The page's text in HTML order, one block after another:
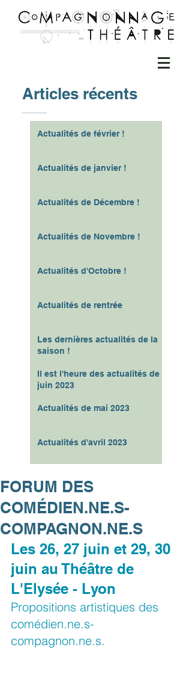
Articles récents
Actualités de février !
Actualités de janvier !
Actualités de Décembre !
Actualités de Novembre !
Actualités d'Octobre !
Actualités de rentrée
Les dernières actualités de la
saison !
Il est l'heure des actualités de
juin 2023
Actualités de mai 2023
Actualités d'avril 2023
FORUM DES
COMÉDIEN.NE.S-
COMPAGNON.NE.S
Les 26, 27 juin et 29, 30
juin au Théâtre de
L'Elysée - Lyon
Propositions artistiques des
comédien.ne.s-
compagnon.ne.s.